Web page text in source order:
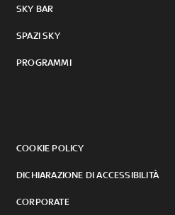
SKY BAR
SPAZI SKY
PROGRAMMI
COOKIE POLICY
DICHIARAZIONE DI ACCESSIBILITÀ
CORPORATE